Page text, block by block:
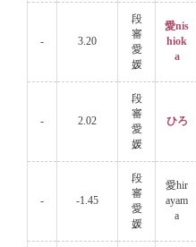
- 3.20
段
審
愛
媛
愛nis
hiok
a
- 2.02
段
審
愛
媛
ひろ
- -1.45
段
審
愛
媛
愛hir
ayam
a